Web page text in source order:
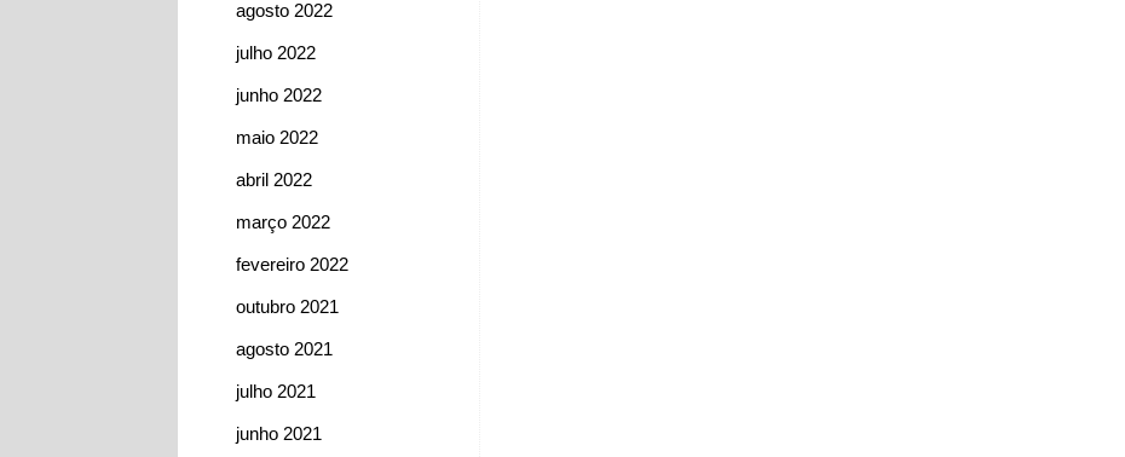
agosto 2022
julho 2022
junho 2022
maio 2022
abril 2022
março 2022
fevereiro 2022
outubro 2021
agosto 2021
julho 2021
junho 2021